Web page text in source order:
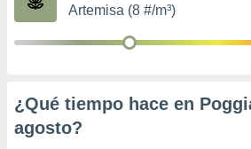
de
Artemisa (8 #/m³)
¿Qué tiempo hace en
agosto?